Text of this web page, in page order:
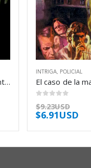
Experimento – John Darnton
INTRIGA POLICIAL
$9.23USD
$6.91USD